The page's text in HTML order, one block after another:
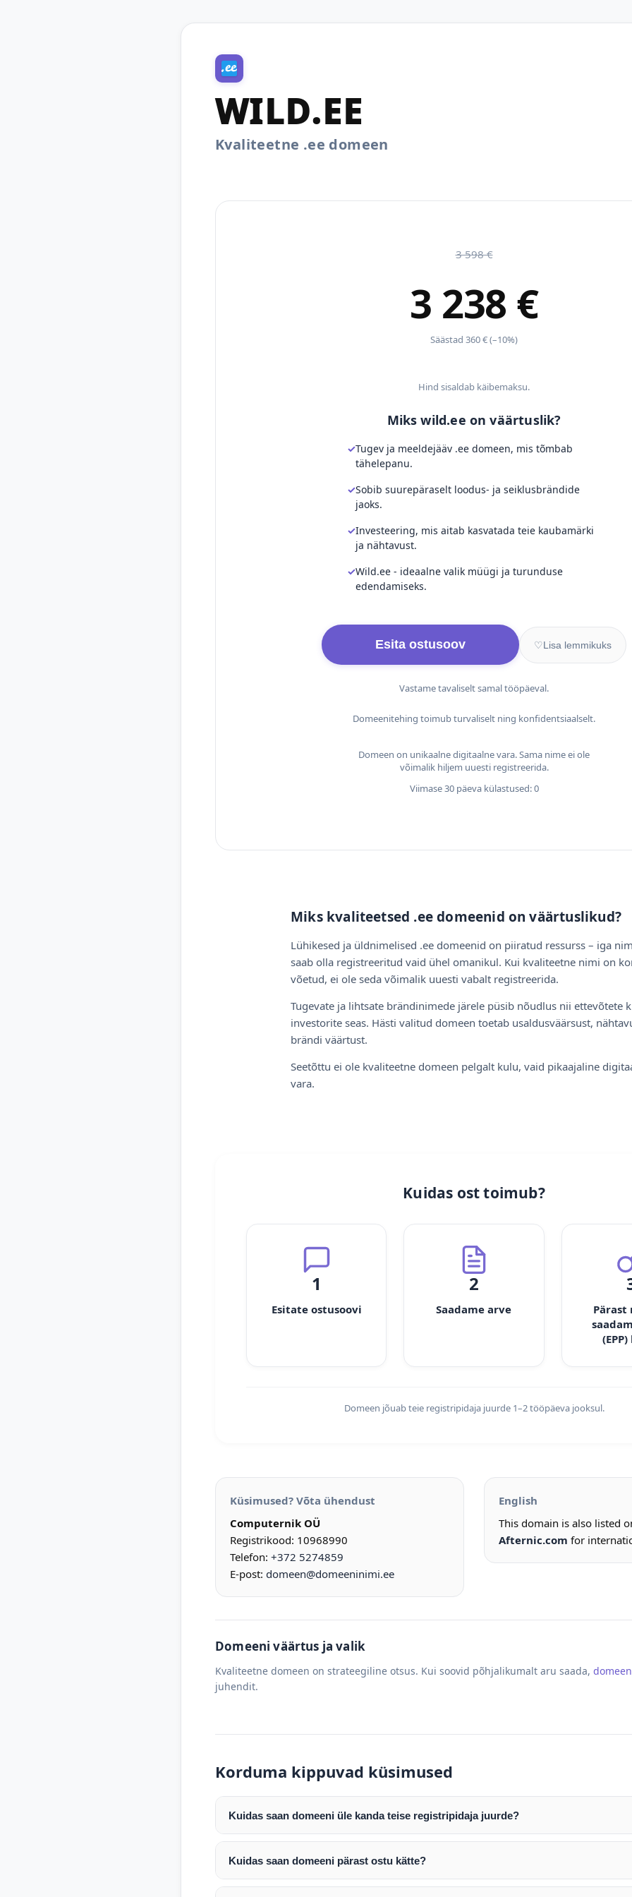
WILD.EE
Kvaliteetne .ee domeen
3 598 €
3 238 €
Säästad 360 € (–10%)
Hind sisaldab käibemaksu.
Miks wild.ee on väärtuslik?
Tugev ja meeldejääv .ee domeen, mis tõmbab
tähelepanu.
Sobib suurepäraselt loodus- ja seiklusbrändide
jaoks.
Investeering, mis aitab kasvatada teie kaubamärki
ja nähtavust.
Wild.ee - ideaalne valik müügi ja turunduse
edendamiseks.
Esita ostusoov ♡Lisa lemmikuks
Vastame tavaliselt samal tööpäeval.
Domeenitehing toimub turvaliselt ning konfidentsiaalselt.
Domeen on unikaalne digitaalne vara. Sama nime ei ole
võimalik hiljem uuesti registreerida.
Viimase 30 päeva külastused: 0
Miks kvaliteetsed .ee domeenid on väärtuslikud?
Lühikesed ja üldnimelised .ee domeenid on piiratud ressurss – iga
saab olla registreeritud vaid ühel omanikul. Kui kvaliteetne nimi on
võetud, ei ole seda võimalik uuesti vabalt registreerida.
Tugevate ja lihtsate brändinimede järele püsib nõudlus nii ettevõtete
investorite seas. Hästi valitud domeen toetab usaldusväärsust,
brändi väärtust.
Seetõttu ei ole kvaliteetne domeen pelgalt kulu, vaid pikaajaline
vara.
Kuidas ost toimub?
1
Esitate ostusoovi
2
Saadame arve
Pärast
Domeen jõuab teie registripidaja juurde 1–2 tööpäeva jooksul.
Küsimused? Võta ühendust
Computernik OÜ
Registrikood: 10968990
Telefon: +372 5274859
E-post: domeen@domeeninimi.ee
English
This domain is also listed
Afternic.com for
Domeeni väärtus ja valik
Kvaliteetne domeen on strateegiline otsus. Kui soovid põhjalikumalt aru saada,
juhendit.
Korduma kippuvad küsimused
Kuidas saan domeeni üle kanda teise registripidaja juurde?
Pärast makse laekumist edastame teile domeeni AUTH (EPP) koodi. Selle abil saate
enda valitud registripidaja juurde.
Domeeni ülekandmine toimub registripidajate vahelise protsessina ning võib võtta
Kuidas saan domeeni pärast ostu kätte?
Pärast ostu vormistamist väljastame arve. Maksekinnituse järel edastame teile